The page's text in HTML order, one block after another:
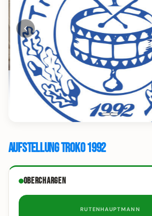
Aufstellung Troko 1992
Oberchargen
RUTENHAUPTMANN